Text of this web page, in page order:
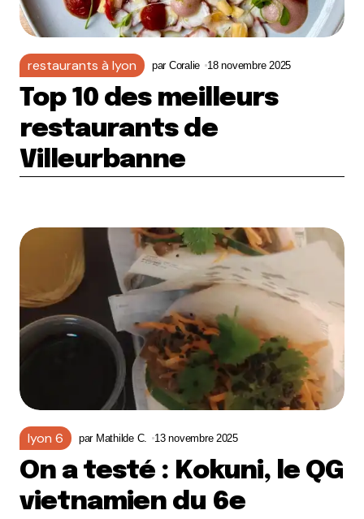
restaurants à lyon par Coralie 18 novembre 2025
Top 10 des meilleurs
restaurants de
Villeurbanne
lyon 6 par Mathilde C. 13 novembre 2025
On a testé : Kokuni, le QG
vietnamien du 6e